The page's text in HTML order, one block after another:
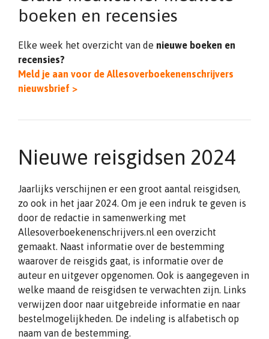
boeken en recensies
Elke week het overzicht van de nieuwe boeken en
recensies?
Meld je aan voor de Allesoverboekenenschrijvers
nieuwsbrief >
Nieuwe reisgidsen 2024
Jaarlijks verschijnen er een groot aantal reisgidsen,
zo ook in het jaar 2024. Om je een indruk te geven is
door de redactie in samenwerking met
Allesoverboekenenschrijvers.nl een overzicht
gemaakt. Naast informatie over de bestemming
waarover de reisgids gaat, is informatie over de
auteur en uitgever opgenomen. Ook is aangegeven in
welke maand de reisgidsen te verwachten zijn. Links
verwijzen door naar uitgebreide informatie en naar
bestelmogelijkheden. De indeling is alfabetisch op
naam van de bestemming.